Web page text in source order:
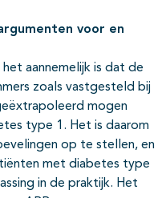
voor en
aannemelijk is dat de
zoals vastgesteld bij
mogen
type 1. Het is daarom
op te stellen, en
met diabetes type
in de praktijk. Het